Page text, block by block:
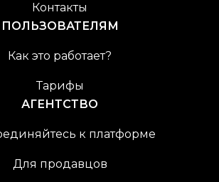
Контакты
ПОЛЬЗОВАТЕЛЯМ
Как это работает?
Тарифы
АГЕНТСТВО
к платформе
Для продавцов